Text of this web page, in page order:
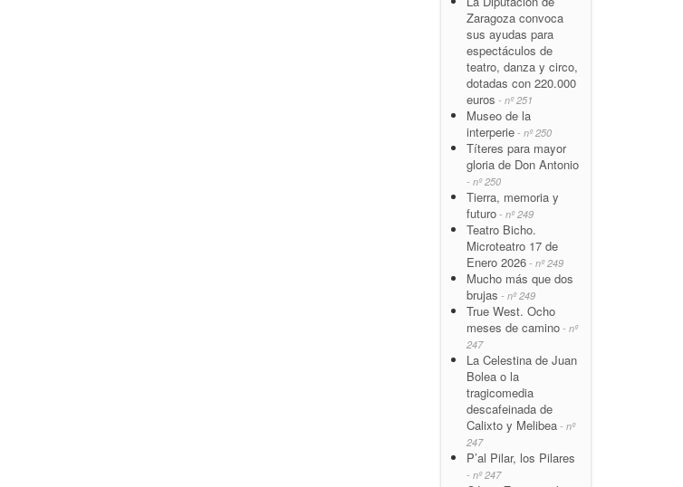
Zaragoza convoca
sus ayudas para
espectáculos de
teatro, danza y circo,
dotadas con 220.000
euros - nº 251
Museo de la
interperie - nº 250
Títeres para mayor
gloria de Don Antonio
- nº 250
Tierra, memoria y
futuro - nº 249
Teatro Bicho.
Microteatro 17 de
Enero 2026 - nº 249
Mucho más que dos
brujas - nº 249
True West. Ocho
meses de camino - nº
247
La Celestina de Juan
Bolea o la
tragicomedia
descafeinada de
Calixto y Melibea - nº
247
P’al Pilar, los Pilares
- nº 247